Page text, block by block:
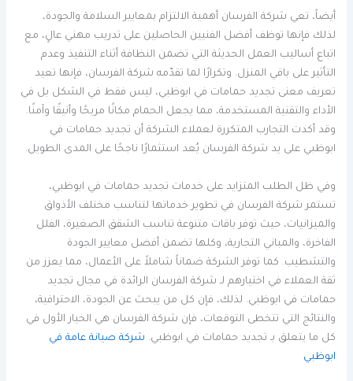
أيضاً، تعي شركة الفرسان أهمية الالتزام بمعايير السلامة والجودة،
لذلك فإنها توظف أفضل الفنيين الحاصلين على تدريب مهني عالٍ، مع
اتباع أساليب العمل الحديثة التي تضمن النظافة أثناء التنفيذ وعدم
التأثير على باقي المنزل. وتكرارًا لما تقدّمه شركة الفرسان، فإنها تعيد
تعريف معنى تجديد حمامات في ابوظبي، ليس فقط في الشكل بل في
الأداء والتقنية المستخدمة، مما يجعل الحمام مكانًا مريحًا وأنيقًا وآمنًا.
وقد أكدت التجارب المتكررة لعملاء الشركة أن تجديد حمامات في
ابوظبي على يد شركة الفرسان يُعد استثمارًا ناجحًا على المدى الطويل.
وفي ظل الطلب المتزايد على خدمات تجديد حمامات في ابوظبي،
تستمر شركة الفرسان في تطوير خدماتها لتناسب مختلف الأذواق
والميزانيات، حيث توفر باقات متنوعة تناسب الشقق الصغيرة، الفلل
الفاخرة، والمباني التجارية، وكلها تضمن أفضل معايير الجودة
والتشطيب. كما توفر الشركة ضماناً شاملاً على الأعمال، مما يعزز من
ثقة العملاء في اختيارهم لـ شركة الفرسان الرائدة في مجال تجديد
حمامات في ابوظبي. لذلك، فإن كل من يبحث عن الجودة، الاحترافية،
والنتائج التي تتخطى التوقعات، فإن شركة الفرسان هي الخيار الأول في
كل ما يتعلق بـ تجديد حمامات في ابوظبي. شركة صيانة عامة في
ابوظبي